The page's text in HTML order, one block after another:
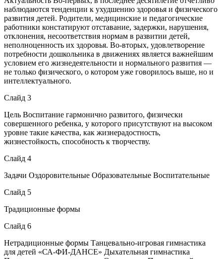
наблюдаются тенденции к ухудшению здоровья и физического
развития детей. Родители, медицинские и педагогические
работники констатируют отставание, задержки, нарушения,
отклонения, несоответствия нормам в развитии детей,
неполноценность их здоровья. Во-вторых, удовлетворение
потребности дошкольника в движениях является важнейшим
условием его жизнедеятельности и нормального развития —
не только физического, о котором уже говорилось выше, но и
интеллектуального.
Слайд 3
Цель Воспитание гармонично развитого, физически
совершенного ребенка, у которого присутствуют на высоком
уровне такие качества, как жизнерадостность,
жизнестойкость, способность к творчеству.
Слайд 4
Задачи Оздоровительные Образовательные Воспитательные
Слайд 5
Традиционные формы
Слайд 6
Нетрадиционные формы Танцевально-игровая гимнастика
для детей «СА-ФИ-ДАНСЕ» Дыхательная гимнастика